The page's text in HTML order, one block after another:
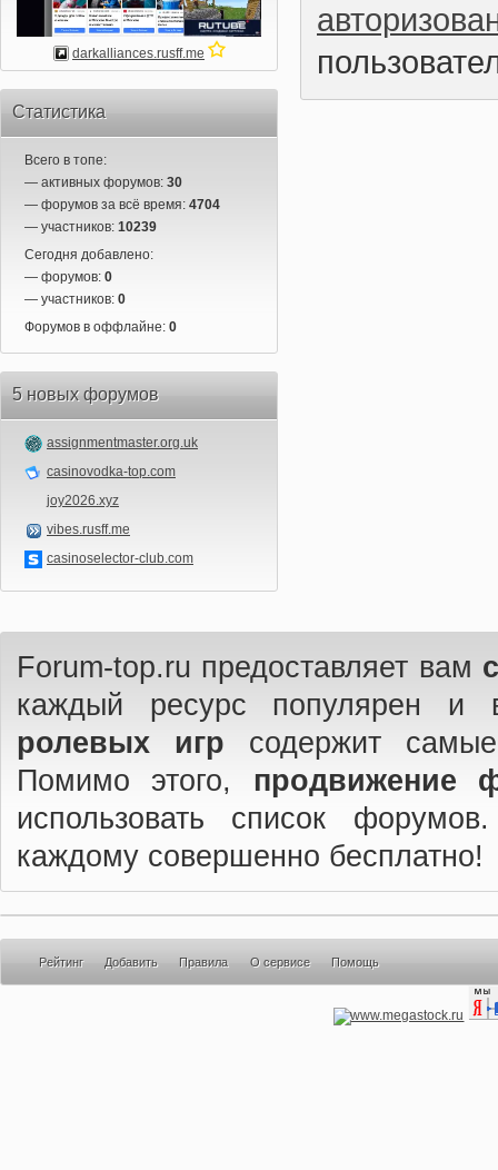
darkalliances.rusff.me
Статистика
Всего в топе:
— активных форумов: 30
— форумов за всё время: 4704
— участников: 10239
Сегодня добавлено:
— форумов: 0
— участников: 0
Форумов в оффлайне: 0
5 новых форумов
assignmentmaster.org.uk
casinovodka-top.com
joy2026.xyz
vibes.rusff.me
casinoselector-club.com
Forum-top.ru предоставляет вам
каждый ресурс популярен
ролевых игр содержит
Помимо этого, продвижение
использовать список
каждому совершенно бесплатно!
Рейтинг Добавить Правила О сервисе Помощь